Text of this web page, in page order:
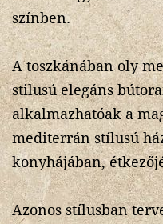
színben.
A toszkánában oly
stilusú elegáns
alkalmazhatóak a
mediterrán stílusú
konyhájában,
Azonos stílusban